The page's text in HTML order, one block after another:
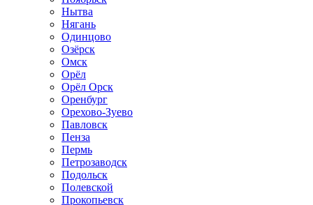
Нытва
Нягань
Одинцово
Озёрск
Омск
Орёл
Орёл Орск
Оренбург
Орехово-Зуево
Павловск
Пенза
Пермь
Петрозаводск
Подольск
Полевской
Прокопьевск